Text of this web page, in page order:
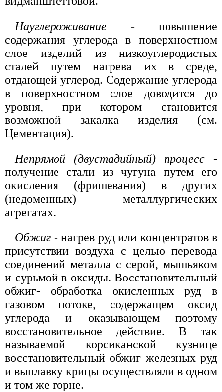
Науглероживание - повышение
содержания углерода в поверхностном
слое изделий из низкоуглеродистых
сталей путем нагрева их в среде,
отдающей углерод. Содержание углерода
в поверхностном слое доводится до
уровня, при котором становится
возможной закалка изделия (см.
Цементация).
Непрямой (двустадийный) процесс -
получение стали из чугуна путем его
окисления (фришевания) в других
(недоменных) металлургических
агрегатах.
Обжиг - нагрев руд или концентратов в
присутствии воздуха с целью перевода
соединений металла с серой, мышьяком
и сурьмой в оксиды. Восстановительный
обжиг- обработка окисленных руд в
газовом потоке, содержащем оксид
углерода и оказывающем поэтому
восстановительное действие. В так
называемой корсиканской кузнице
восстановительный обжиг железных руд
и выплавку крицы осуществляли в одном
и том же горне.